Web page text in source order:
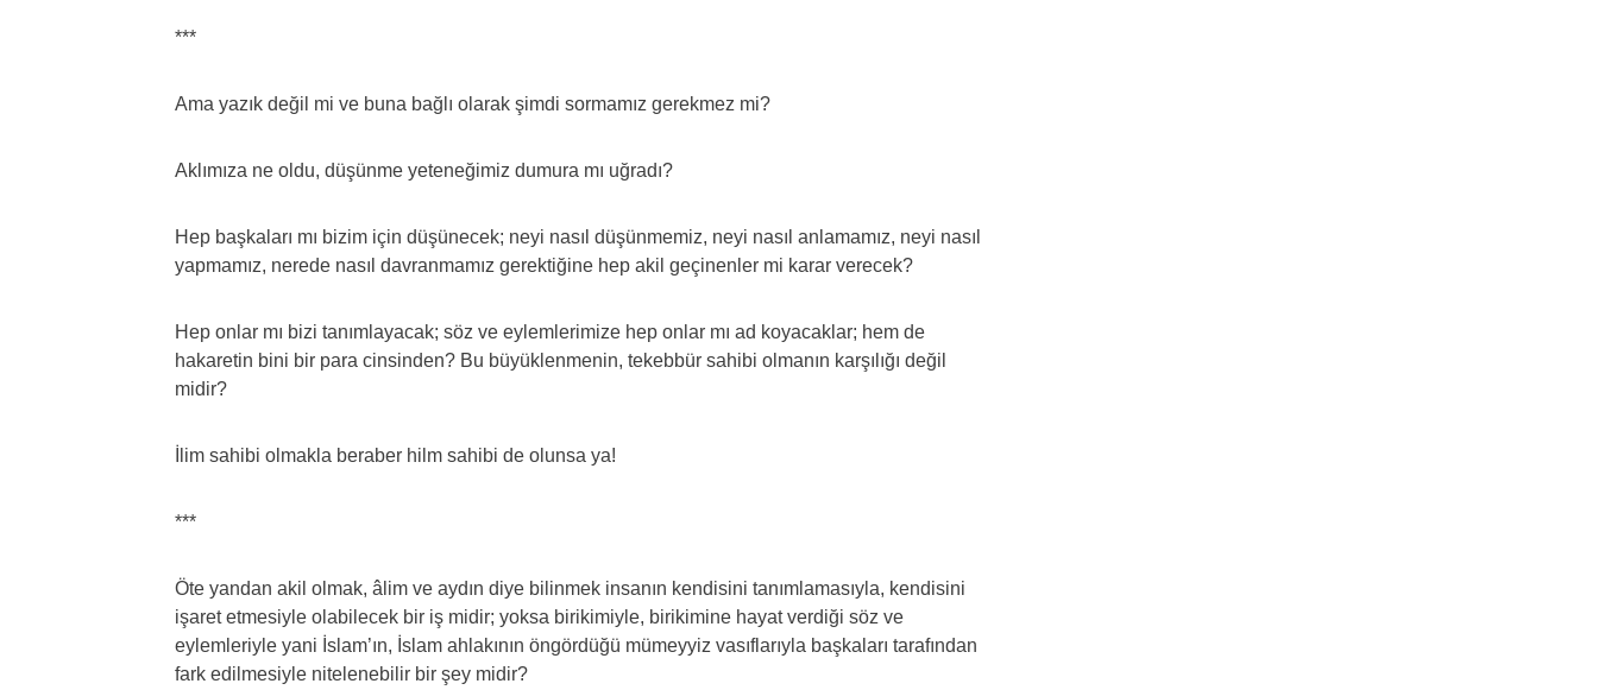
***
Ama yazık değil mi ve buna bağlı olarak şimdi sormamız gerekmez mi?
Aklımıza ne oldu, düşünme yeteneğimiz dumura mı uğradı?
Hep başkaları mı bizim için düşünecek; neyi nasıl düşünmemiz, neyi nasıl anlamamız, neyi nasıl
yapmamız, nerede nasıl davranmamız gerektiğine hep akil geçinenler mi karar verecek?
Hep onlar mı bizi tanımlayacak; söz ve eylemlerimize hep onlar mı ad koyacaklar; hem de
hakaretin bini bir para cinsinden? Bu büyüklenmenin, tekebbür sahibi olmanın karşılığı değil
midir?
İlim sahibi olmakla beraber hilm sahibi de olunsa ya!
***
Öte yandan akil olmak, âlim ve aydın diye bilinmek insanın kendisini tanımlamasıyla, kendisini
işaret etmesiyle olabilecek bir iş midir; yoksa birikimiyle, birikimine hayat verdiği söz ve
eylemleriyle yani İslam’ın, İslam ahlakının öngördüğü mümeyyiz vasıflarıyla başkaları tarafından
fark edilmesiyle nitelenebilir bir şey midir?